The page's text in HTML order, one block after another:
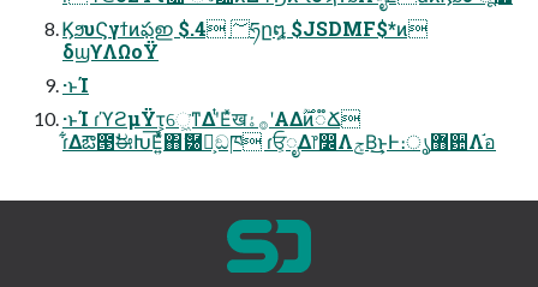
ϏϧυϚγϯͷఫഇ $.4 ؅ཧը໘ $JSDMF$*ͷ
δϣϒΛΩοΫ
·ͱΊ
·ͱΊ ɾϓϩμΫτ͕େ͖͘ͳΔʹͭΕͯख࡞ۀʹΑΔ࣌ؒͷ૿Ճ
ɾ͋Δఔ౓ࣗಈԽ͞Ε͍ͯͯ΋ޮ཰Խ͕ඞཁ ɾਓ͕ೖΔ෦෼ΛݮΒ͢͜ͱͰ։ൃ޻਺Λ֬อ